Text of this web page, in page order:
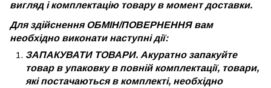
вигляд і комплектацію товару в момент доставки.
Для здійснення ОБМІН/ПОВЕРНЕННЯ вам
необхідно виконати наступні дії:
ЗАПАКУВАТИ ТОВАРИ. Акуратно запакуйте
товар в упаковку в повній комплектації, товари,
які постачаються в комплекті, необхідно